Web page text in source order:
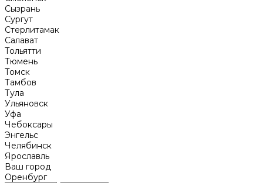
Сызрань
Сургут
Стерлитамак
Салават
Тольятти
Тюмень
Томск
Тамбов
Тула
Ульяновск
Уфа
Чебоксары
Энгельс
Челябинск
Ярославль
Ваш город
Оренбург